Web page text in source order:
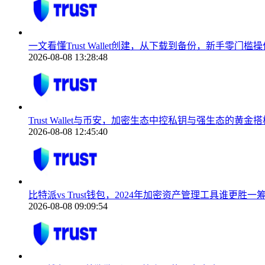
一文看懂Trust Wallet创建，从下载到备份，新手零门槛操
2026-08-08 13:28:48
Trust Wallet与币安，加密生态中控私钥与强生态的黄金搭
2026-08-08 12:45:40
比特派vs Trust钱包，2024年加密资产管理工具谁更胜一筹
2026-08-08 09:09:54